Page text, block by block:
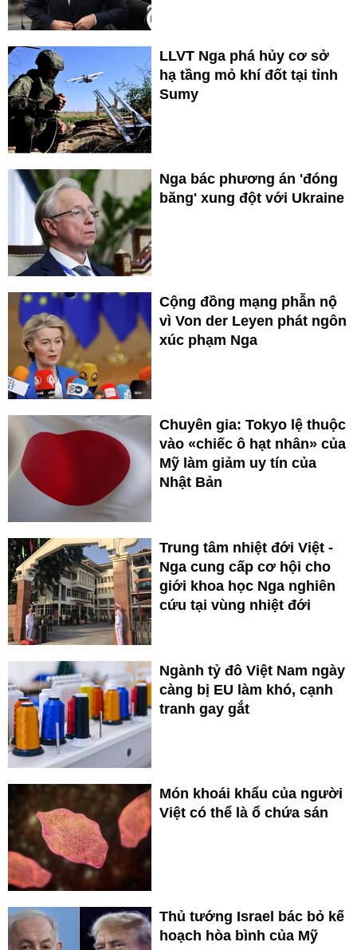
LLVT Nga phá hủy cơ sở
hạ tầng mỏ khí đốt tại tỉnh
Sumy
Nga bác phương án 'đóng
băng' xung đột với Ukraine
Cộng đồng mạng phẫn nộ
vì Von der Leyen phát ngôn
xúc phạm Nga
Chuyên gia: Tokyo lệ thuộc
vào «chiếc ô hạt nhân» của
Mỹ làm giảm uy tín của
Nhật Bản
Trung tâm nhiệt đới Việt -
Nga cung cấp cơ hội cho
giới khoa học Nga nghiên
cứu tại vùng nhiệt đới
Ngành tỷ đô Việt Nam ngày
càng bị EU làm khó, cạnh
tranh gay gắt
Món khoái khẩu của người
Việt có thể là ổ chứa sán
Thủ tướng Israel bác bỏ kế
hoạch hòa bình của Mỹ